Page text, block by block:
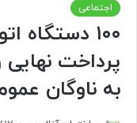
اجتماعی
۱۰۰
پرداخت نهایی
به ناوگان